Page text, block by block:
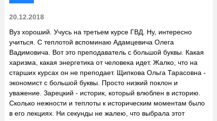
20.12.2018
Вуз хороший. Учусь на третьем курсе ГВД. Ну, интересно
учиться. С теплотой вспоминаю Адамцевича Олега
Вадимовича. Вот это преподаватель с большой буквы. Какая
харизма, какая энергетика от человека идет. Жалко, что на
старших курсах он не преподает. Щипкова Ольга Тарасовна -
экономист с большой буквы. Просто низкий поклон и
уважение. Зарецкий - историк, который влюблен в историю.
Сколько нежности и теплоты к историческим моментам было
в его лекциях. Ни секунды не жалею, что выбрала этот